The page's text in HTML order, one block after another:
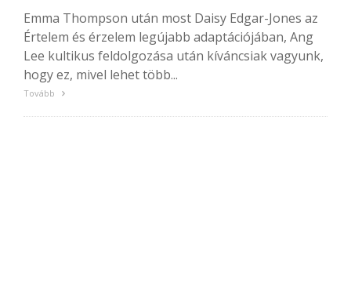
Emma Thompson után most Daisy Edgar-Jones az
Értelem és érzelem legújabb adaptációjában, Ang
Lee kultikus feldolgozása után kíváncsiak vagyunk,
hogy ez, mivel lehet több...
Tovább